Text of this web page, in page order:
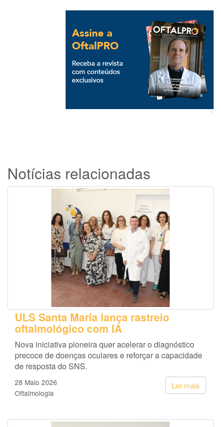
`
Notícias relacionadas
ULS Santa Maria lança rastreio
oftalmológico com IA
Nova iniciativa pioneira quer acelerar o diagnóstico
precoce de doenças oculares e reforçar a capacidade
de resposta do SNS.
Ler mais
28 Maio 2026
Oftalmologia